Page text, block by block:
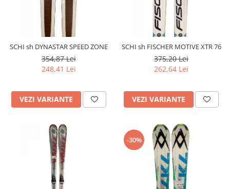
SCHI sh DYNASTAR SPEED ZONE
354,87 Lei
248,41 Lei
VEZI VARIANTE
SCHI sh FISCHER MOTIVE XTR 76
375,20 Lei
262,64 Lei
VEZI VARIANTE
-30%